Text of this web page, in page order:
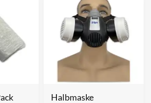
Halbmaske